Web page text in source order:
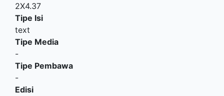
2X4.37
Tipe Isi
text
Tipe Media
-
Tipe Pembawa
-
Edisi